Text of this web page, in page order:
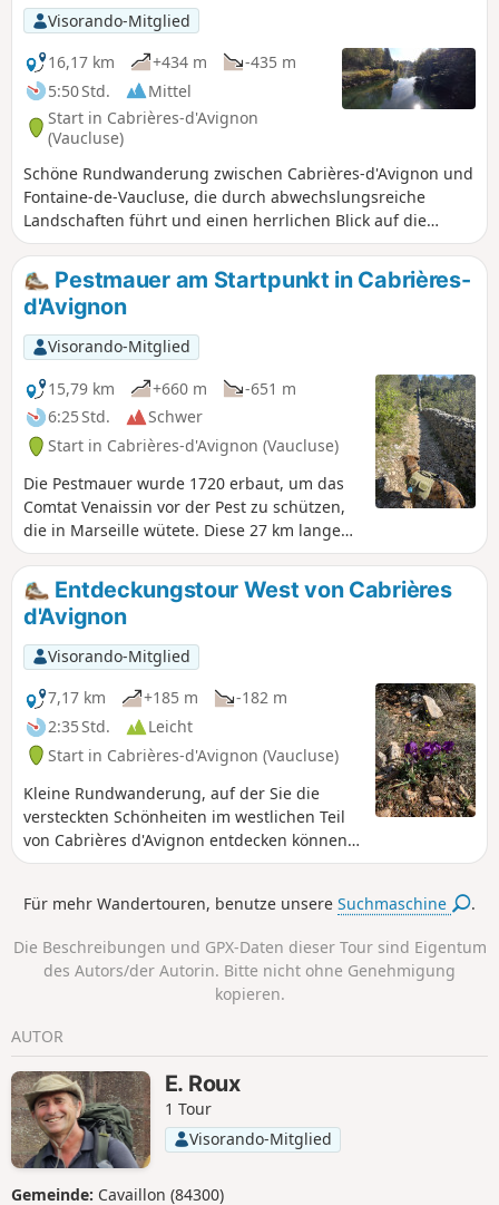
Visorando-Mitglied
16,17 km
+434 m
-435 m
5:50 Std.
Mittel
Start in Cabrières-d'Avignon
(Vaucluse)
Schöne Rundwanderung zwischen Cabrières-d'Avignon und
Fontaine-de-Vaucluse, die durch abwechslungsreiche
Landschaften führt und einen herrlichen Blick auf die
Sorgue bietet.
Pestmauer am Startpunkt in Cabrières-
d'Avignon
Visorando-Mitglied
15,79 km
+660 m
-651 m
6:25 Std.
Schwer
Start in Cabrières-d'Avignon (Vaucluse)
Die Pestmauer wurde 1720 erbaut, um das
Comtat Venaissin vor der Pest zu schützen,
die in Marseille wütete. Diese 27 km lange
Trockenmauer wurde Tag und Nacht
bewacht. Entlang der gesamten Mauer sind
Wachhäuschen zu sehen. 17 Monate lang
gelang es der Pest nicht, diese Mauer zu
überwinden.
Entdeckungstour West von Cabrières
d'Avignon
Visorando-Mitglied
7,17 km
+185 m
-182 m
2:35 Std.
Leicht
Start in Cabrières-d'Avignon (Vaucluse)
Kleine Rundwanderung, auf der Sie die
versteckten Schönheiten im westlichen Teil
von Cabrières d'Avignon entdecken können:
Olivenhaine, Weinberge, Hügel, Zedern, Mur
Für mehr Wandertouren, benutze unsereSuchmaschine .
Die Beschreibungen und GPX-Daten dieser Tour sind Eigentum
des Autors/der Autorin. Bitte nicht ohne Genehmigung
kopieren.
AUTOR
E. Roux
1 Tour
Visorando-Mitglied
Gemeinde: Cavaillon (84300)